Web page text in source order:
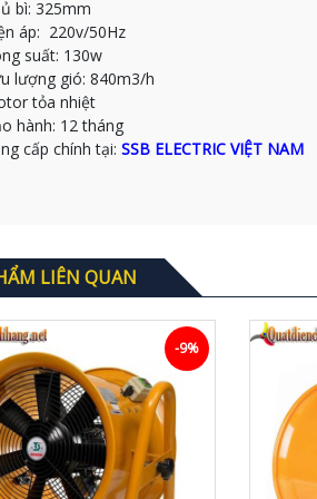
bì: 325mm
áp: 220v/50Hz
suất: 130w
lượng gió: 840m3/h
tỏa nhiệt
hành: 12 tháng
cấp chính tại: SSB ELECTRIC VIỆT NAM
LIÊN QUAN
-9%